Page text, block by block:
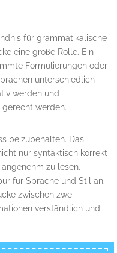
für grammatikalische
eine große Rolle. Ein
Formulierungen oder
unterschiedlich
werden und
werden.
beizubehalten. Das
nur syntaktisch korrekt
zu lesen.
für Sprache und Stil an.
zwischen zwei
verständlich und